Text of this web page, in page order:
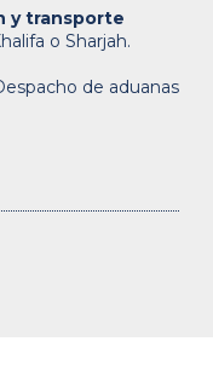
y transporte
o Sharjah.
de aduanas